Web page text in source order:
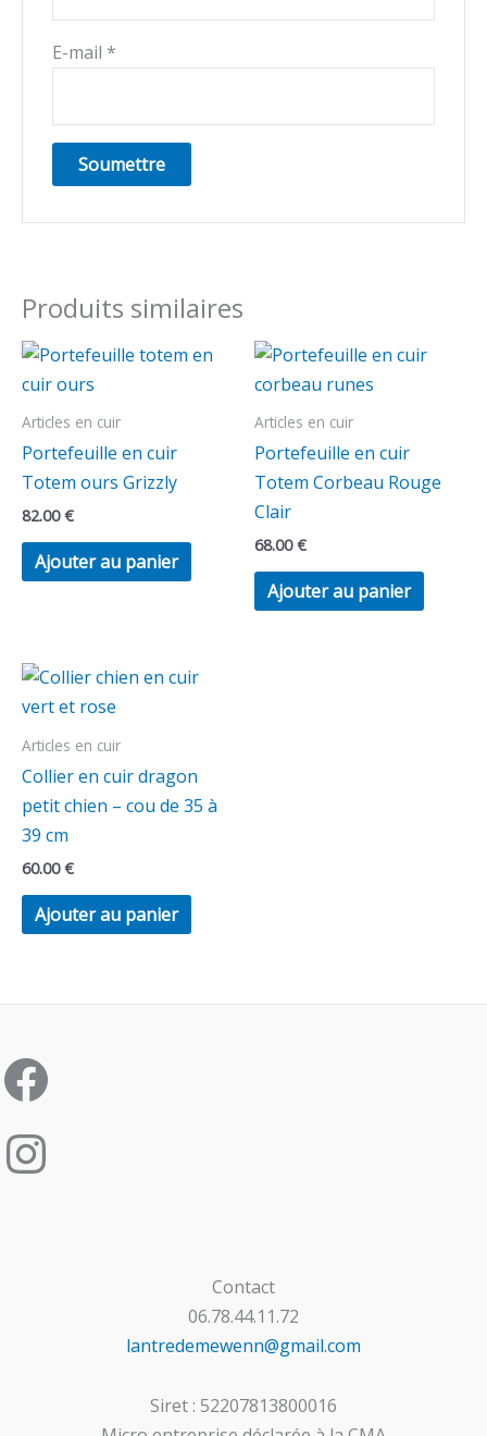
E-mail *
Produits similaires
Articles en cuir
Portefeuille en cuir
Totem ours Grizzly
82.00€
Ajouter au panier
Articles en cuir
Portefeuille en cuir
Totem Corbeau Rouge
Clair
68.00€
Ajouter au panier
Articles en cuir
Collier en cuir dragon
petit chien – cou de 35 à
39 cm
60.00€
Ajouter au panier
Contact
06.78.44.11.72
lantredemewenn@gmail.com
Siret : 52207813800016